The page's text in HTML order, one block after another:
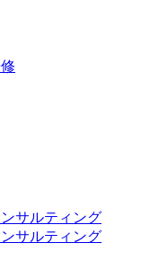
サルティング
サルティング